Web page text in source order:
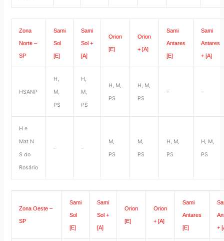
Zona
Norte –
SP
Sami
Sol
[E]
Sami
Sol +
[A]
Orion
[E]
Orion
+ [A]
Sami
Antares
[E]
Sami
Antares
+ [A]
HSANP
H,
M,
PS
H,
M,
PS
H, M,
PS
H, M,
PS
– –
H e
Mat N
S do
Rosário
– –
M,
PS
M,
PS
H, M,
PS
H, M,
PS
Zona Oeste –
SP
Sami
Sol
[E]
Sami
Sol +
[A]
Orion
[E]
Orion
+ [A]
Sami
Antares
[E] +